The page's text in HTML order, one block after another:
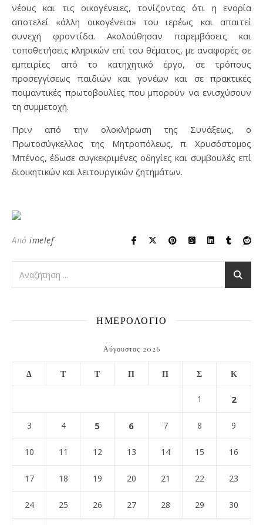
νέους και τις οικογένειες, τονίζοντας ότι η ενορία
αποτελεί «άλλη οικογένεια» του ιερέως και απαιτεί
συνεχή φροντίδα. Ακολούθησαν παρεμβάσεις και
τοποθετήσεις κληρικών επί του θέματος, με αναφορές σε
εμπειρίες από το κατηχητικό έργο, σε τρόπους
προσεγγίσεως παιδιών και γονέων και σε πρακτικές
ποιμαντικές πρωτοβουλίες που μπορούν να ενισχύσουν
τη συμμετοχή.
Πριν από την ολοκλήρωση της Συνάξεως, ο
Πρωτοσύγκελλος της Μητροπόλεως, π. Χρυσόστομος
Μπένος, έδωσε συγκεκριμένες οδηγίες και συμβουλές επί
διοικητικών και λειτουργικών ζητημάτων.
Από imelef
ΗΜΕΡΟΛΟΓΙΟ
Αύγουστος 2026
Δ Τ Τ Π Π Σ Κ
1 2
3 4 5 6 7 8 9
10 11 12 13 14 15 16
17 18 19 20 21 22 23
24 25 26 27 28 29 30